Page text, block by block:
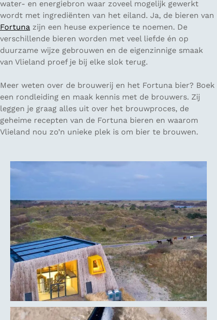
water- en energiebron waar zoveel mogelijk gewerkt
wordt met ingrediënten van het eiland. Ja, de bieren van
Fortuna zijn een heuse experience te noemen. De
verschillende bieren worden met veel liefde én op
duurzame wijze gebrouwen en de eigenzinnige smaak
van Vlieland proef je bij elke slok terug.
Meer weten over de brouwerij en het Fortuna bier? Boek
een rondleiding en maak kennis met de brouwers. Zij
leggen je graag alles uit over het brouwproces, de
geheime recepten van de Fortuna bieren en waarom
Vlieland nou zo’n unieke plek is om bier te brouwen.